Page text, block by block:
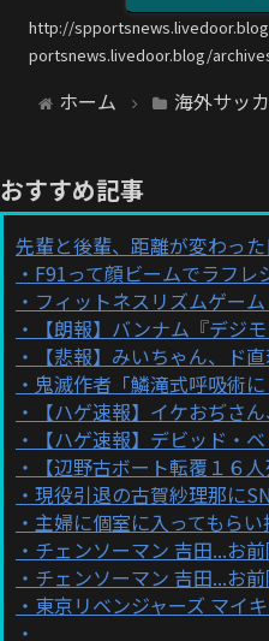
http://
portsnews.livedoor.blog/
ホーム 海外サッ
おすすめ記事
先輩と後輩、距離が変わっ
F91って顔ビームでラフレ
フィットネスリズムゲー
【朗報】バンナム『デジ
【悲報】みいちゃん、ド
鬼滅作者「鱗滝式呼吸術
【ハゲ速報】イケおぢさ
【ハゲ速報】デビッド・
【辺野古ボート転覆１６
現役引退の古賀紗理那に
主婦に個室に入ってもら
チェンソーマン 吉田...お
チェンソーマン 吉田...お
東京リベンジャーズ マイ